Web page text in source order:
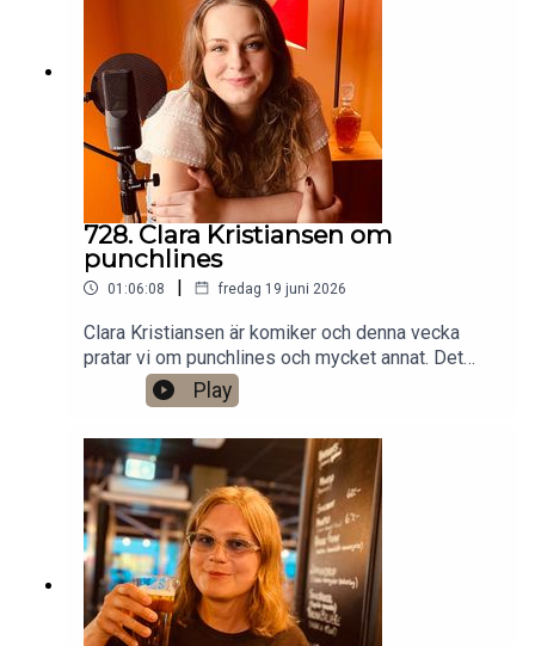
Anytime!https://www.gardenfors.comSwish:
0760724728X: @gardenforsInstagram:
@gardenfors
728. Clara Kristiansen om
punchlines
01:06:08 | fredag 19 juni 2026
Clara Kristiansen är komiker och denna vecka
pratar vi om punchlines och mycket annat. Det
finns ett bonusavsnitt på 39 minuter för dig som
donerar valfri summa till den här podden på
Patreon:
https://www.patreon.com/arkivsamtalFestar! Ny
turné med Simon Gärdenfors och Anton
Magnusson 2026.Jag har andra standupgig i bl.a.
Stockholm. Min film Serietecknaren finns nu på
VHS SF
Anytime!https://www.gardenfors.comSwish:
0760724728X: @gardenforsInstagram:
@gardenfors
Play